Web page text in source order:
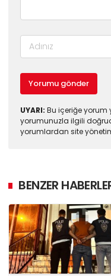
Yorumu gönder
UYARI: Bu içeriğe yorum
yorumunuzla ilgili
yorumlardan site
BENZER